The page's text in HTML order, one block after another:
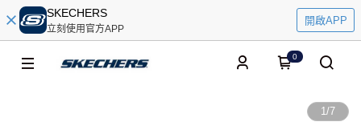
SKECHERS
立刻使用官方APP
開啟APP
0
1/7